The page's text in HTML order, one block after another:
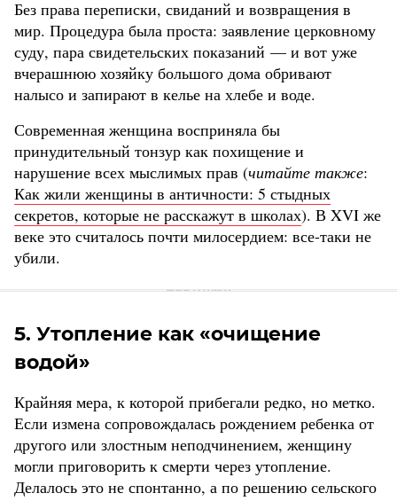
Без права переписки, свиданий и возвращения в
мир. Процедура была проста: заявление церковному
суду, пара свидетельских показаний — и вот уже
вчерашнюю хозяйку большого дома обривают
налысо и запирают в келье на хлебе и воде.
Современная женщина восприняла бы
принудительный тонзур как похищение и
нарушение всех мыслимых прав (читайте также:
Как жили женщины в античности: 5 стыдных
секретов, которые не расскажут в школах). В XVI же
веке это считалось почти милосердием: все-таки не
убили.
5. Утопление как «очищение
водой»
Крайняя мера, к которой прибегали редко, но метко.
Если измена сопровождалась рождением ребенка от
другого или злостным неподчинением, женщину
могли приговорить к смерти через утопление.
Делалось это не спонтанно, а по решению сельского